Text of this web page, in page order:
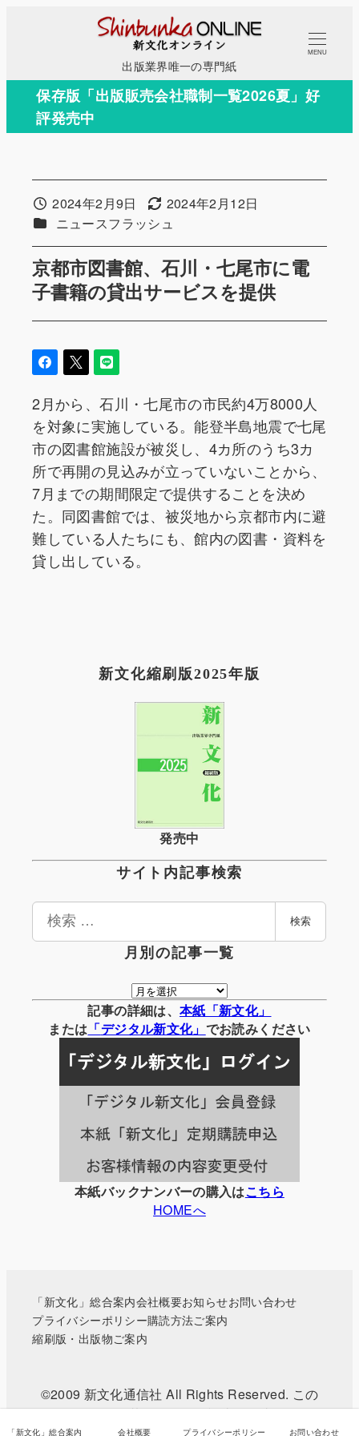
コ
テ
出版業界唯一の専門紙
MENU
保存版「出版販売会社職制一覧2026夏」好
評発売中
京都市図書館、石川・七尾市に電
子書籍の貸出サービスを提供
投稿日2024年2月9日 更新日2024年2月12日
カテゴリー
ニュースフラッシュ
2月から、石川・七尾市の市民約4万8000人
を対象に実施している。能登半島地震で七尾
市の図書館施設が被災し、4カ所のうち3カ
所で再開の見込みが立っていないことから、
7月までの期間限定で提供することを決め
た。同図書館では、被災地から京都市内に避
難している人たちにも、館内の図書・資料を
貸し出している。
新文化縮刷版2025年版
発売中
サイト内記事検索
検
検索
月別の記事一覧
月
別
の
事
一
覧
記事の詳細は、 本紙「新文化」
または 「デジタル新文化」 でお読みください
本紙バックナンバーの購入はこちら
HOMEへ
「新文化」総合案内会社概要お知らせお問い合わせ
プライバシーポリシー購読方法ご案内
縮刷版・出版物ご案内
©2009 新文化通信社 All Rights Reserved. この
WEBサイトに掲載されている記事・写真などの無
「新文化」総合案内 会社概要 プライバシーポリシー お問い合わせ